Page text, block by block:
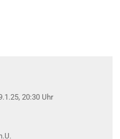
20:30 Uhr